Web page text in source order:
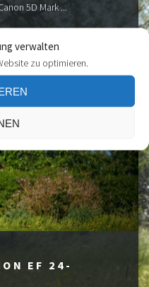
verwalten
zu optimieren.
5D Mark ...
EF 24-